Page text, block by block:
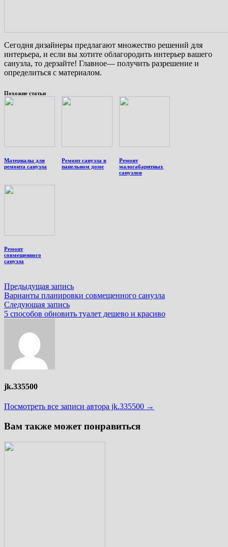
Сегодня дизайнеры предлагают множество решений для
интерьера, и если вы хотите облагородить интерьер вашего
санузла, то дерзайте! Главное— получить разрешение и
определиться с материалом.
Похожие статьи
Материалы для
ремонта санузла
Ремонт санузла в
панельном доме
Ремонт
малогабаритных
санузлов
Ремонт
совмещенного
санузла
Навигация
по
записям
Предыдущая записьПредыдущая
запись:
Варианты планировки совмещенного санузла
Следующая записьСледующая
запись:
5 способов обновить туалет дешево и красиво
jk.335500
Посмотреть все записи автора jk.335500 →
Вам также может понравиться